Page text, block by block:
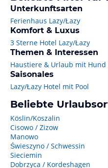
Unterkunftsarten
Ferienhaus Lazy/Łazy
Komfort & Luxus
3 Sterne Hotel Lazy/Łazy
Themen & Interessen
Haustiere & Urlaub mit Hund
Saisonales
Lazy/Łazy Hotel mit Pool
Beliebte
Köslin/Koszalin
Cisowo / Zizow
Manowo
Świeszyno / Schwessin
Sieciemin
Dobrzyca / Kordeshagen